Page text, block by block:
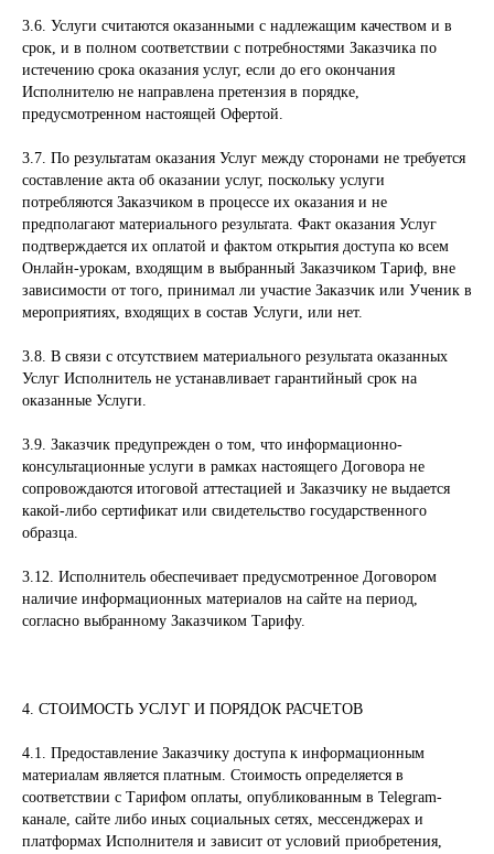
3.6. Услуги считаются оказанными с надлежащим качеством и в
срок, и в полном соответствии с потребностями Заказчика по
истечению срока оказания услуг, если до его окончания
Исполнителю не направлена претензия в порядке,
предусмотренном настоящей Офертой.
3.7. По результатам оказания Услуг между сторонами не требуется
составление акта об оказании услуг, поскольку услуги
потребляются Заказчиком в процессе их оказания и не
предполагают материального результата. Факт оказания Услуг
подтверждается их оплатой и фактом открытия доступа ко всем
Онлайн-урокам, входящим в выбранный Заказчиком Тариф, вне
зависимости от того, принимал ли участие Заказчик или Ученик в
мероприятиях, входящих в состав Услуги, или нет.
3.8. В связи с отсутствием материального результата оказанных
Услуг Исполнитель не устанавливает гарантийный срок на
оказанные Услуги.
3.9. Заказчик предупрежден о том, что информационно-
консультационные услуги в рамках настоящего Договора не
сопровождаются итоговой аттестацией и Заказчику не выдается
какой-либо сертификат или свидетельство государственного
образца.
3.12. Исполнитель обеспечивает предусмотренное Договором
наличие информационных материалов на сайте на период,
согласно выбранному Заказчиком Тарифу.
4. СТОИМОСТЬ УСЛУГ И ПОРЯДОК РАСЧЕТОВ
4.1. Предоставление Заказчику доступа к информационным
материалам является платным. Стоимость определяется в
соответствии с Тарифом оплаты, опубликованным в Telegram-
канале, сайте либо иных социальных сетях, мессенджерах и
платформах Исполнителя и зависит от условий приобретения,